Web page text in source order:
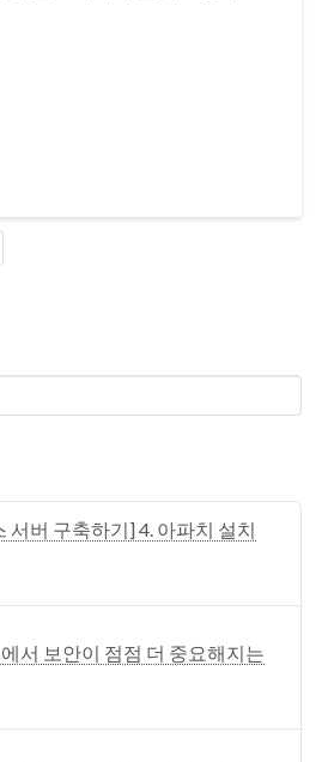
서버 구축하기] 4. 아파치 설치
서 보안이 점점 더 중요해지는